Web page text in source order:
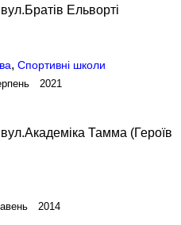
Ельворті
,Спортивні школи
2021
Тамма (Героїв
2014